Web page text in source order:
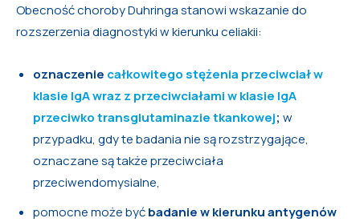
Obecność choroby Duhringa stanowi wskazanie do
rozszerzenia diagnostyki w kierunku celiakii:
oznaczenie całkowitego stężenia przeciwciał w
klasie IgA wraz z przeciwciałami w klasie IgA
przeciwko transglutaminazie tkankowej; w
przypadku, gdy te badania nie są rozstrzygające,
oznaczane są także przeciwciała
przeciwendomysialne,
pomocne może byćbadanie w kierunku antygenów